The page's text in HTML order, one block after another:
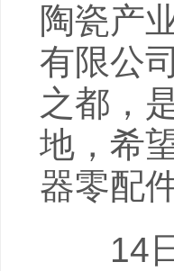
陶瓷产
有限公
之都，
地，希
器零配
14日